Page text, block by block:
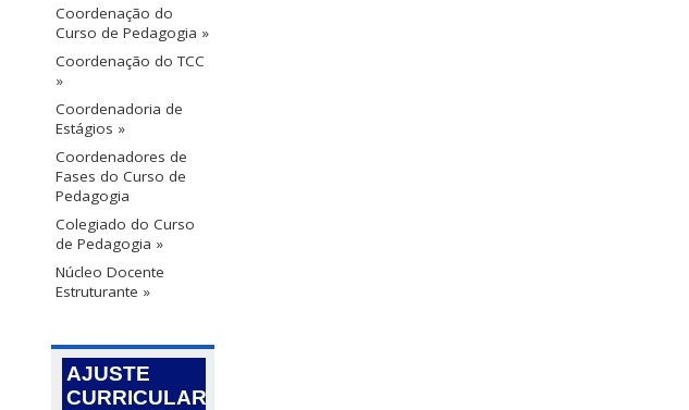
Coordenação do
Curso de Pedagogia »
Coordenação do TCC
»
Coordenadoria de
Estágios »
Coordenadores de
Fases do Curso de
Pedagogia
Colegiado do Curso
de Pedagogia »
Núcleo Docente
Estruturante »
AJUSTE
CURRICULAR